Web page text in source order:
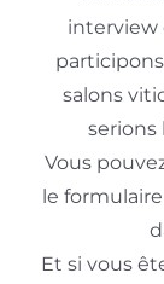
interview
salons
serions
Vous
le
Et si vous